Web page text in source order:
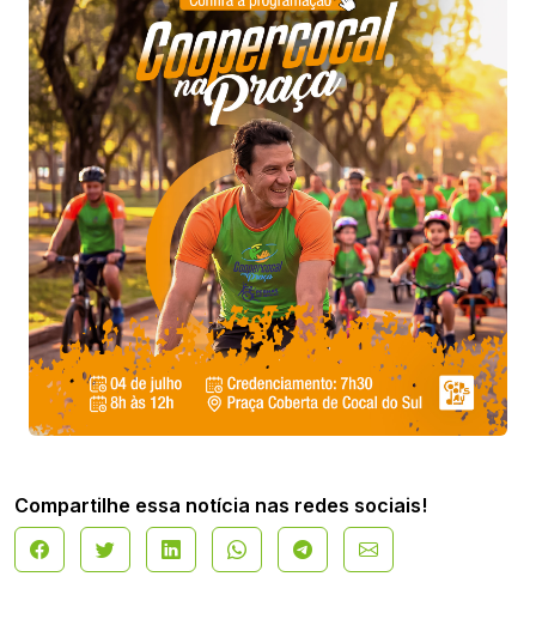
Compartilhe essa notícia nas redes sociais!